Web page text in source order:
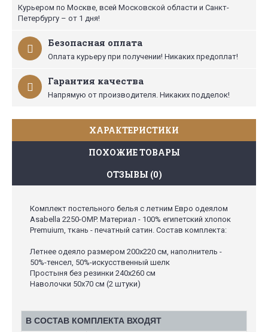
Курьером по Москве, всей Московской области и Санкт-
Петербургу – от 1 дня!
Безопасная оплата
Оплата курьеру при получении! Никаких предоплат!
Гарантия качества
Напрямую от производителя. Никаких подделок!
ХАРАКТЕРИСТИКИ
ПОХОЖИЕ ТОВАРЫ
ОТЗЫВЫ (0)
Комплект постельного белья с летним Евро одеялом
Asabella 2250-OMP. Материал - 100% египетский хлопок
Premuium, ткань - печатный сатин. Состав комплекта:
Летнее одеяло размером 200х220 см, наполнитель -
50%-тенсел, 50%-искусственный шелк
Простыня без резинки 240х260 см
Наволочки 50х70 см (2 штуки)
В СОСТАВ КОМПЛЕКТА ВХОДЯТ